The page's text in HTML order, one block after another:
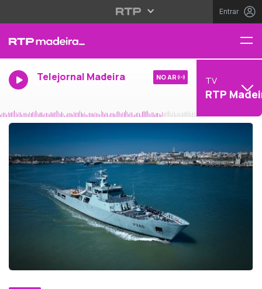
Entrar
Telejornal Madeira NO AR TV
RTP